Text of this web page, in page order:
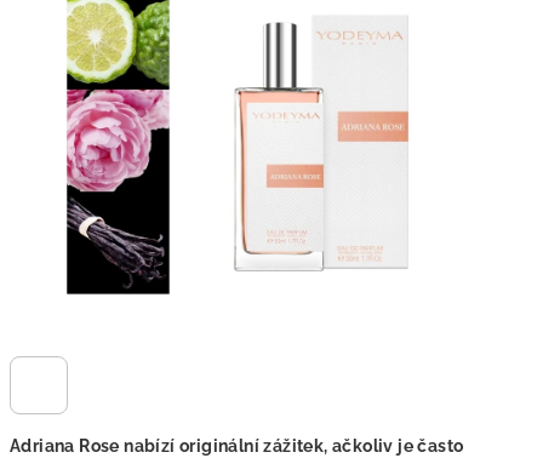
Adriana Rosenabízí originální zážitek, ačkoliv je často
hvězdiček.